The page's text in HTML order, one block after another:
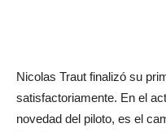
Nicolas Traut finalizó su
satisfactoriamente. En el
novedad del piloto, es el